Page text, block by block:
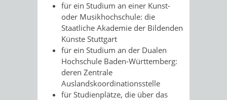
für ein Studium an einer Kunst-
oder Musikhochschule: die
Staatliche Akademie der Bildenden
Künste Stuttgart
für ein Studium an der Dualen
Hochschule Baden-Württemberg:
deren Zentrale
Auslandskoordinationsstelle
für Studienplätze, die über das